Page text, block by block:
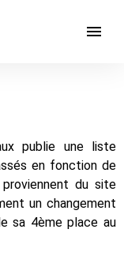
publie une liste
en fonction de
du site
un changement
sa 4ème place au